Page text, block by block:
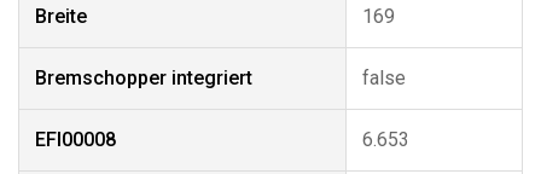
Breite 169
Bremschopper integriert false
EFI00008 6.653